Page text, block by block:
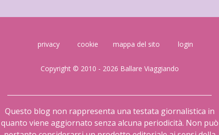
privacy cookie mappa del sito login
Copyright © 2010 - 2026 Ballare Viaggiando
Questo blog non rappresenta una testata giornalistica in
quanto viene aggiornato senza alcuna periodicità. Non può